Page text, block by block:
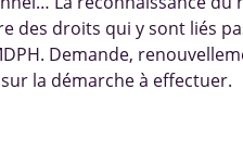
des droits qui y sont liés
Demande,
la démarche à effectuer.